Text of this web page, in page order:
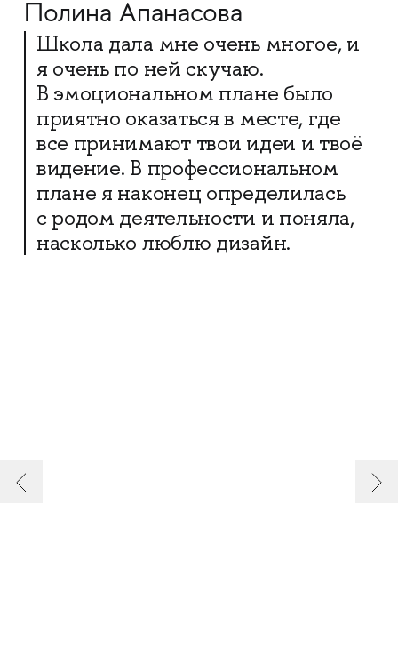
Полина Апанасова
Школа дала мне очень многое, и
я очень по ней скучаю.
В эмоциональном плане было
приятно оказаться в месте, где
все принимают твои идеи и твоё
видение. В профессиональном
плане я наконец определилась
с родом деятельности и поняла,
насколько люблю дизайн.